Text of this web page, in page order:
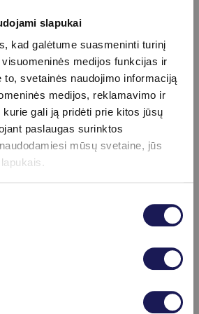
slapukai
kad galėtume suasmeninti turinį
medijos funkcijas ir
to, svetainės naudojimo informaciją
medijos, reklamavimo ir
gali ją pridėti prie kitos jūsų
paslaugas surinktos
mūsų svetaine, jūs
bendrovė neapmoka,
atsiskaityti patys.
gydytojo konsultacijos nėra
į procedūros kainą
echogramomis (1-3 vnt.)
30 €
(tonometrija)
tyrimas